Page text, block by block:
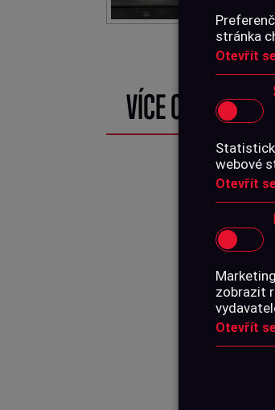
stránka
Otevřít
webové
Otevřít
zobrazit
Otevřít
VÍCE O